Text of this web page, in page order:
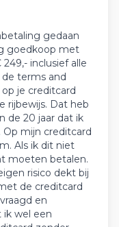
gedaan
goedkoop met
inclusief alle
terms and
je creditcard
rijbewijs. Dat heb
de 20 jaar dat ik
Op mijn creditcard
Als ik dit niet
moeten betalen.
risico dekt bij
de creditcard
en
wel een